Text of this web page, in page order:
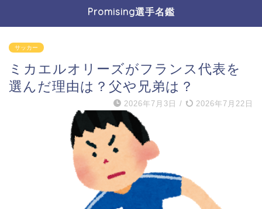
Promising選手名鑑
サッカー
ミカエルオリーズがフランス代表を
選んだ理由は？父や兄弟は？
2026年7月3日 / 2026年7月22日